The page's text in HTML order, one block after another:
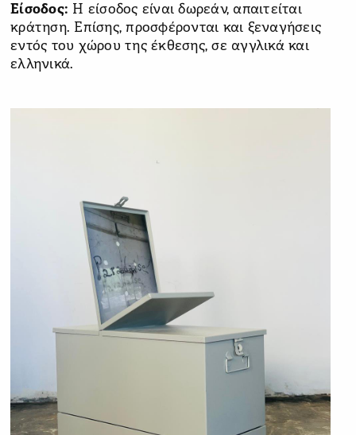
Είσοδος: Η είσοδος είναι δωρεάν, απαιτείται
κράτηση. Επίσης, προσφέρονται και ξεναγήσεις
εντός του χώρου της έκθεσης, σε αγγλικά και
ελληνικά.